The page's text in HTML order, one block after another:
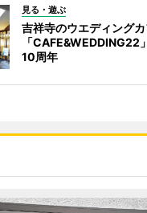
見る・遊ぶ
吉祥寺のウエディング
「CAFE&WEDDING22
10周年